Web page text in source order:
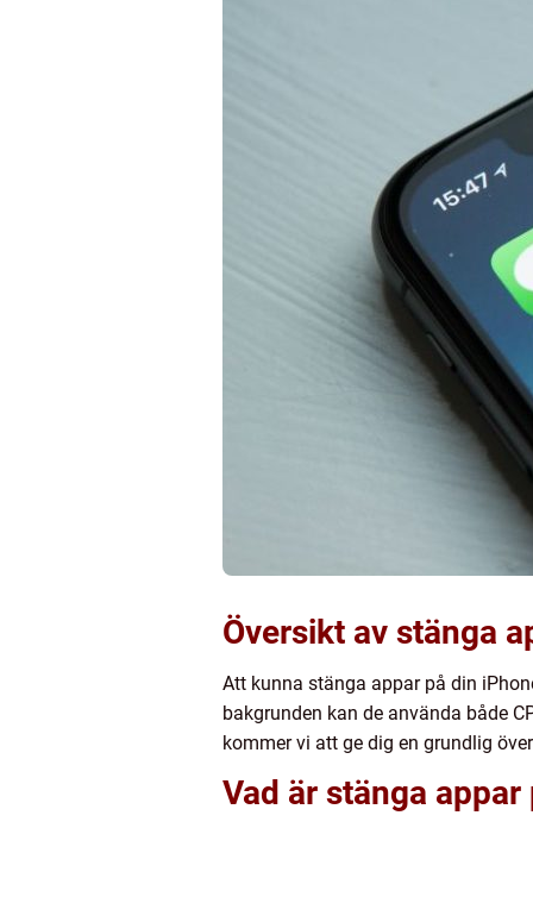
Översikt av stänga
Att kunna stänga appar på din
bakgrunden kan de använda både
kommer vi att ge dig en grundlig
Vad är stänga appar